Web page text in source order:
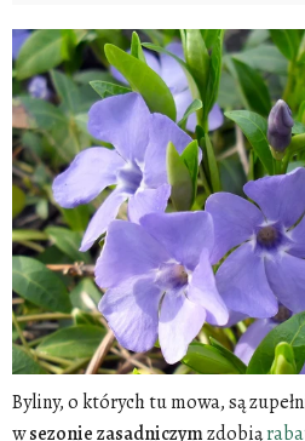
Byliny, o których tu mowa, są
wsezoniezasadniczymzdobią